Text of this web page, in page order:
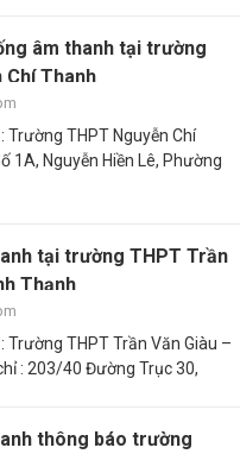
âm thanh tại trường
Chí Thanh
Trường THPT Nguyễn Chí
1A, Nguyễn Hiền Lê, Phường
tại trường THPT Trần
Thạnh
Trường THPT Trần Văn Giàu –
: 203/40 Đường Trục 30,
thông báo trường